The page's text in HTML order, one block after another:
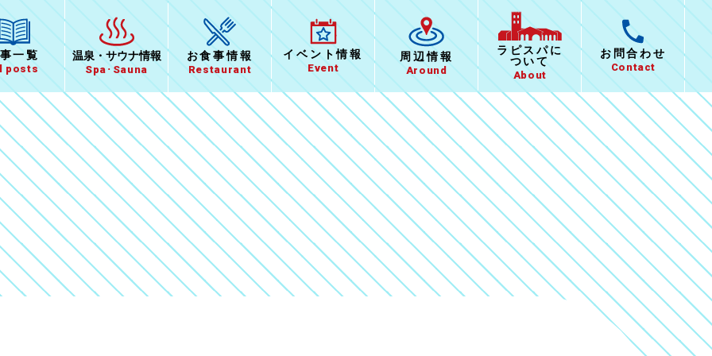
一覧
posts
温泉・ サウナ情報
Spa･Sauna
お食事情報
Restaurant
イベント情報
Event
周辺情報
Around
ラピスパに
ついて
About
お問合わせ
Contact